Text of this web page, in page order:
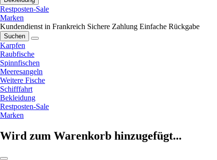
Restposten-Sale
Marken
Kundendienst in Frankreich Sichere Zahlung Einfache Rückgabe
Suchen
Karpfen
Raubfische
Spinnfischen
Meeresangeln
Weitere Fische
Schifffahrt
Bekleidung
Restposten-Sale
Marken
Wird zum Warenkorb hinzugefügt...